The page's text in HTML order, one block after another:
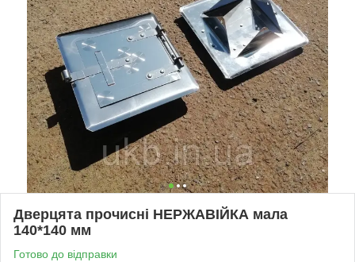
Дверцята прочисні НЕРЖАВІЙКА мала
140*140 мм
Готово до відправки